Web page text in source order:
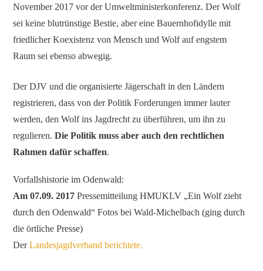
November 2017 vor der Umweltministerkonferenz. Der Wolf
sei keine blutrünstige Bestie, aber eine Bauernhofidylle mit
friedlicher Koexistenz von Mensch und Wolf auf engstem
Raum sei ebenso abwegig.
Der DJV und die organisierte Jägerschaft in den Ländern
registrieren, dass von der Politik Forderungen immer lauter
werden, den Wolf ins Jagdrecht zu überführen, um ihn zu
regulieren.Die Politik muss aber auch den rechtlichen
Rahmen dafür schaffen.
Vorfallshistorie im Odenwald:
Am 07.09. 2017 Pressemitteilung HMUKLV „Ein Wolf zieht
durch den Odenwald“ Fotos bei Wald-Michelbach (ging durch
die örtliche Presse)
DerLandesjagdverband berichtete.